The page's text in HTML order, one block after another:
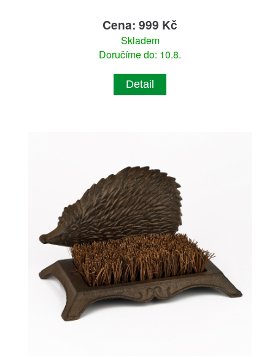
Cena: 999 Kč
Skladem
Doručíme do: 10.8.
Detail